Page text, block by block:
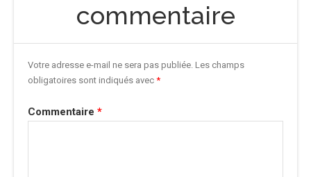
commentaire
Votre adresse e-mail ne sera pas publiée. Les champs
obligatoires sont indiqués avec *
Commentaire *